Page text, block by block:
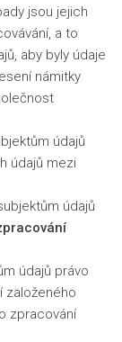
jsou jejich
a to
aby byly údaje
námitky
údajů
údajů mezi
údajů
údajů právo
založeného
zpracování